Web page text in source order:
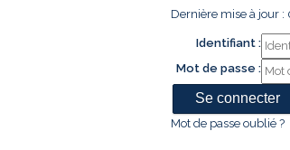
Dernière mise à
Identifiant :
Mot de passe :
Mot de passe oublié ?